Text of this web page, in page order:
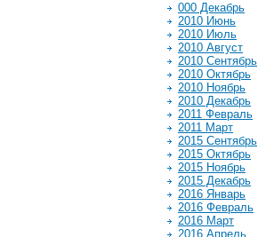
000 Декабрь
2010 Июнь
2010 Июль
2010 Август
2010 Сентябрь
2010 Октябрь
2010 Ноябрь
2010 Декабрь
2011 Февраль
2011 Март
2015 Сентябрь
2015 Октябрь
2015 Ноябрь
2015 Декабрь
2016 Январь
2016 Февраль
2016 Март
2016 Апрель